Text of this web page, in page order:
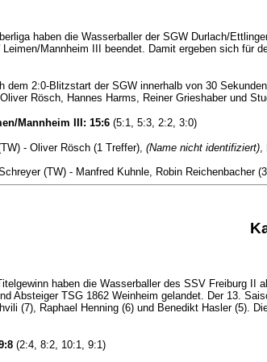
haben die Wasserballer der SGW Durlach/
Mannheim III beendet. Damit ergeben sich
dem 2:0-Blitzstart der SGW innerhalb von 30
Rösch, Hannes Harms, Reiner Grieshaber und
Mannheim III: 15:6 (5:1, 5:3, 2:2, 3:0)
- Oliver Rösch (1 Treffer), (Name nicht identifiziert),
(TW) - Manfred Kuhnle, Robin Reichenbacher
haben die Wasserballer des SSV Freiburg
Absteiger TSG 1862 Weinheim gelandet. Der 13.
(7), Raphael Henning (6) und Benedikt Hasler (5).
(2:4, 8:2, 10:1, 9:1)